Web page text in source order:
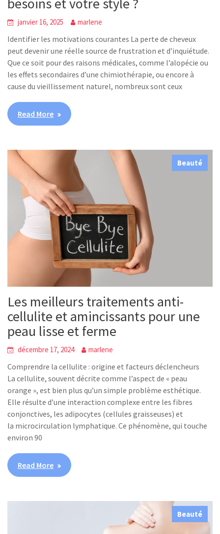
janvier 16, 2025 marlene
Identifier les motivations courantes La perte de cheveux
peut devenir une réelle source de frustration et d’inquiétude.
Que ce soit pour des raisons médicales, comme l’alopécie ou
les effets secondaires d’une chimiothérapie, ou encore à
cause du vieillissement naturel, nombreux sont ceux
Read More
Beauté
Les meilleurs traitements anti-
cellulite et amincissants pour une
peau lisse et ferme
décembre 17, 2024 marlene
Comprendre la cellulite : origine et facteurs déclencheurs
La cellulite, souvent décrite comme l’aspect de « peau
orange », est bien plus qu’un simple problème esthétique.
Elle résulte d’une interaction complexe entre les fibres
conjonctives, les adipocytes (cellules graisseuses) et
la microcirculation lymphatique. Ce phénomène, qui touche
environ 90
Read More
Beauté